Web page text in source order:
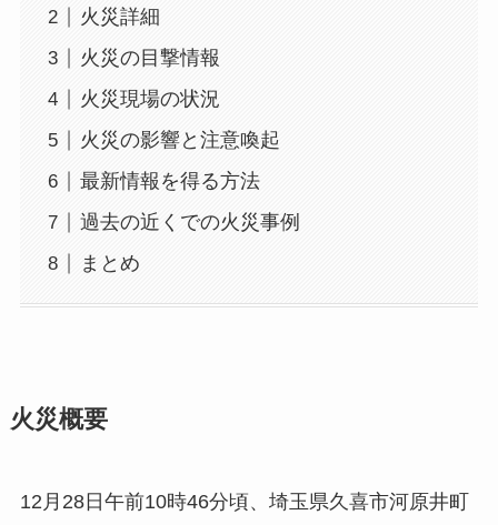
火災詳細
火災の目撃情報
火災現場の状況
火災の影響と注意喚起
最新情報を得る方法
過去の近くでの火災事例
まとめ
火災概要
12月28日午前10時46分頃、埼玉県久喜市河原井町